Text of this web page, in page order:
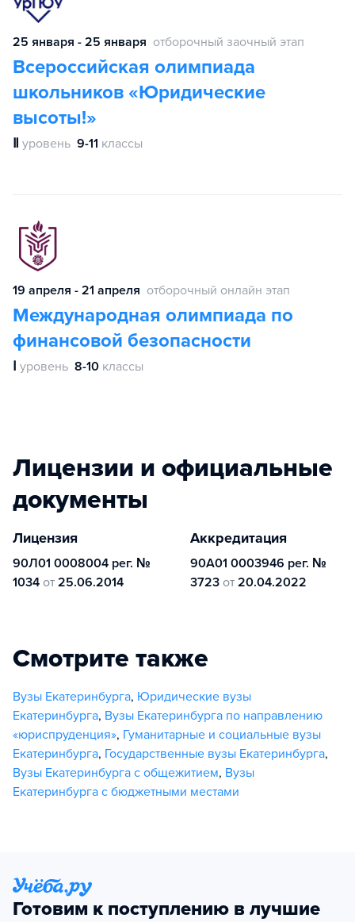
25 января - 25 января отборочный заочный этап
Всероссийская олимпиада
школьников «Юридические
высоты!»
Ⅱ уровень 9-11 классы
19 апреля - 21 апреля отборочный онлайн этап
Международная олимпиада по
финансовой безопасности
Ⅰ уровень 8-10 классы
Лицензии и официальные
документы
Лицензия
90Л01 0008004 рег. №
1034 от 25.06.2014
Аккредитация
90А01 0003946 рег. №
3723 от 20.04.2022
Смотрите также
Вузы Екатеринбурга, Юридические вузы
Екатеринбурга, Вузы Екатеринбурга по направлению
«юриспруденция», Гуманитарные и социальные вузы
Екатеринбурга, Государственные вузы Екатеринбурга,
Вузы Екатеринбурга с общежитием, Вузы
Екатеринбурга с бюджетными местами
Готовим к поступлению в лучшие